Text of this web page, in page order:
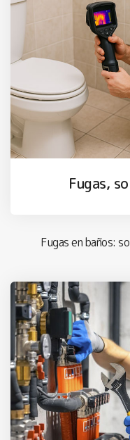
Fugas,
Fugas en baños: